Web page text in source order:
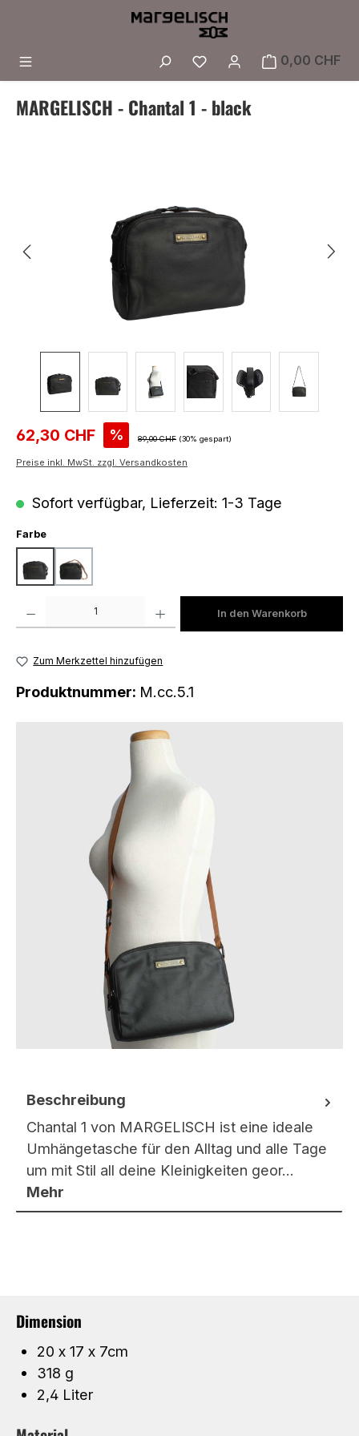
Zum Hauptinhalt springen
Du hast 0 Produkte
0,00 CHF
MARGELISCH - Chantal 1 - black
Verkaufspreis:
62,30 CHF % Regulärer Preis:
89,00 CHF (30% gespart)
Preise inkl. MwSt. zzgl. Versandkosten
Sofort verfügbar, Lieferzeit: 1-3 Tage
Farbeauswählen
blackblack-bronze
In den Warenkorb
Zum Merkzettel hinzufügen
Produktnummer: M.cc.5.1
Beschreibung
Chantal 1 von MARGELISCH ist eine ideale
Umhängetasche für den Alltag und alle Tage
um mit Stil all deine Kleinigkeiten geor…
Mehr
Dimension
20 x 17 x 7cm
318 g
2,4 Liter